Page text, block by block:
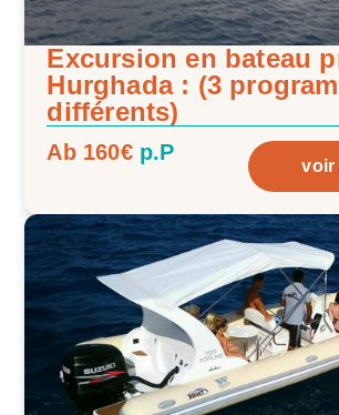
Excursion en bateau
Hurghada : (3
différents)
Ab 160€ p.P
voir